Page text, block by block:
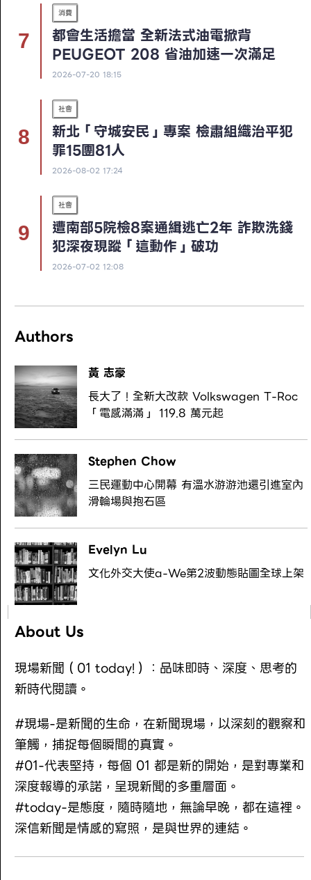
消費
都會生活擔當 全新法式油電掀背
PEUGEOT 208 省油加速一次滿足
2026-07-20 18:15
社會
新北「守城安民」專案 檢肅組織治平犯
罪15團81人
2026-08-02 17:24
社會
遭南部5院檢8案通緝逃亡2年 詐欺洗錢
犯深夜現蹤「這動作」破功
2026-07-02 12:08
Authors
黃 志豪
長大了！全新大改款 Volkswagen T-Roc
「電感滿滿」 119.8 萬元起
Stephen Chow
三民運動中心開幕 有溫水游游池還引進室內
滑輪場與抱石區
Evelyn Lu
文化外交大使a-We第2波動態貼圖全球上架
About Us
現場新聞（01 today!）：品味即時、深度、思考的
新時代閱讀。
#現場-是新聞的生命，在新聞現場，以深刻的觀察和
筆觸，捕捉每個瞬間的真實。
#01-代表堅持，每個 01 都是新的開始，是對專業和
深度報導的承諾，呈現新聞的多重層面。
#today-是態度，隨時隨地，無論早晚，都在這裡。
深信新聞是情感的寫照，是與世界的連結。